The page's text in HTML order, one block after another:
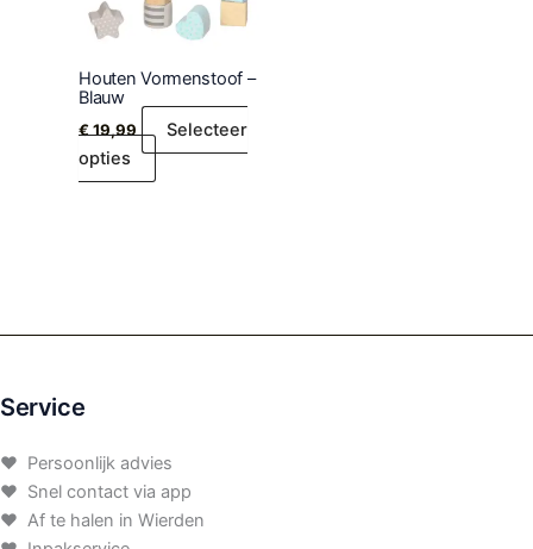
Houten Vormenstoof –
Blauw
€19,99
Selecteer
opties
Service
♥ Persoonlijk advies
♥ Snel contact via app
♥ Af te halen in Wierden